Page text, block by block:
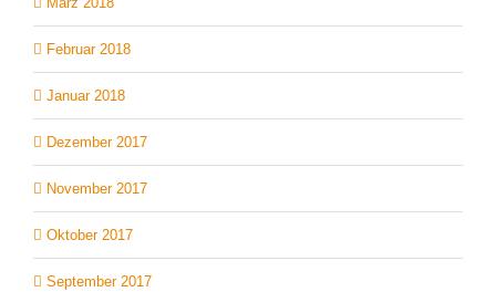
Februar 2018
Januar 2018
Dezember 2017
November 2017
Oktober 2017
September 2017